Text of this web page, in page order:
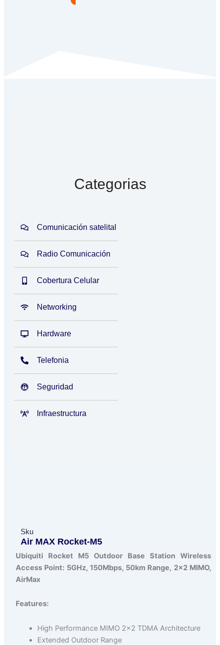
Categorias
Comunicación satelital
Radio Comunicación
Cobertura Celular
Networking
Hardware
Telefonia
Seguridad
Infraestructura
Sku
Air MAX Rocket-M5
Ubiquiti Rocket M5 Outdoor Base Station Wireless
Access Point: 5GHz, 150Mbps, 50km Range, 2×2 MIMO,
AirMax
Features:
High Performance MIMO 2×2 TDMA Architecture
Extended Outdoor Range